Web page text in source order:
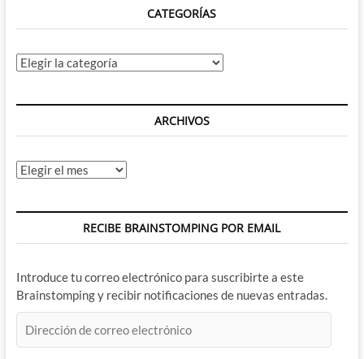
CATEGORÍAS
Categorías
ARCHIVOS
Archivos
RECIBE BRAINSTOMPING POR EMAIL
Introduce tu correo electrónico para suscribirte a este
Brainstomping y recibir notificaciones de nuevas entradas.
de